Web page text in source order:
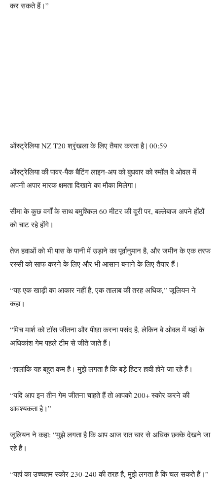
कर सकते हैं।”
ऑस्ट्रेलिया NZ T20 श्रृंखला के लिए तैयार करता है | 00:59
ऑस्ट्रेलिया की पावर-पैक बैटिंग लाइन-अप को बुधवार को स्मॉल बे ओवल में
अपनी अपार मारक क्षमता दिखाने का मौका मिलेगा।
सीमा के कुछ वर्गों के साथ बमुश्किल 60 मीटर की दूरी पर, बल्लेबाज अपने होंठों
को चाट रहे होंगे।
तेज हवाओं को भी पास के पानी में उड़ाने का पूर्वानुमान है, और जमीन के एक तरफ
रस्सी को साफ करने के लिए और भी आसान बनाने के लिए तैयार हैं।
“यह एक खाड़ी का आकार नहीं है, एक तालाब की तरह अधिक,” जूलियन ने
कहा।
“मिच मार्श को टॉस जीतना और पीछा करना पसंद है, लेकिन बे ओवल में यहां के
अधिकांश गेम पहले टीम से जीते जाते हैं।
“हालांकि यह बहुत कम है। मुझे लगता है कि बड़े हिटर हावी होने जा रहे हैं।
“यदि आप इन तीन गेम जीतना चाहते हैं तो आपको 200+ स्कोर करने की
आवश्यकता है।”
जूलियन ने कहा: “मुझे लगता है कि आप आज रात चार से अधिक छक्के देखने जा
रहे हैं।
“यहां का उच्चतम स्कोर 230-240 की तरह है, मुझे लगता है कि चल सकते हैं।”